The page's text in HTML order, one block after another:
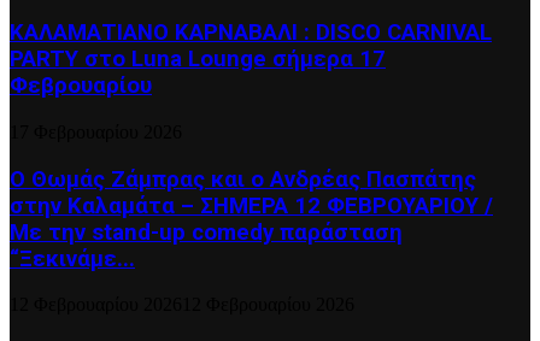
ΚΑΛΑΜΑΤΙΑΝΟ ΚΑΡΝΑΒΑΛΙ : DISCO CARNIVAL
PARTY στο Luna Lounge σήμερα 17
Φεβρουαρίου
Ο Θωμάς Ζάμπρας και ο Ανδρέας Πασπάτης
στην Καλαμάτα – ΣΗΜΕΡΑ 12 ΦΕΒΡΟΥΑΡΙΟΥ /
Με την stand-up comedy παράσταση
“Ξεκινάμε...